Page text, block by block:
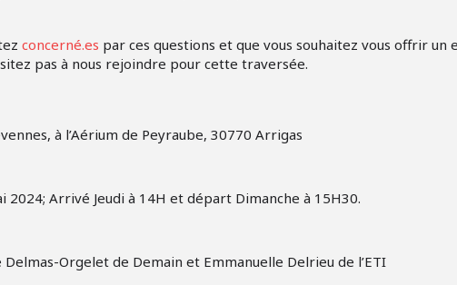
concerné.es par ces questions et que vous souhaitez vous offrir
pas à nous rejoindre pour cette traversée.
à l’Aérium de Peyraube, 30770 Arrigas
2024; Arrivé Jeudi à 14H et départ Dimanche à 15H30.
Delmas-Orgelet de Demain et Emmanuelle Delrieu de l’ETI